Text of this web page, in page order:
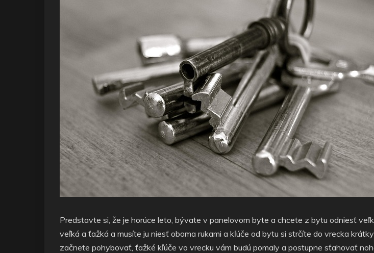
Predstavte si, že je horúce leto, bývate v panelovom byte a chcete z bytu odniesť
veľká a ťažká a musíte ju niesť oboma rukami a kľúče od bytu si strčíte do vrecka
začnete pohybovať, ťažké kľúče vo vrecku vám budú pomaly a postupne sťahovať